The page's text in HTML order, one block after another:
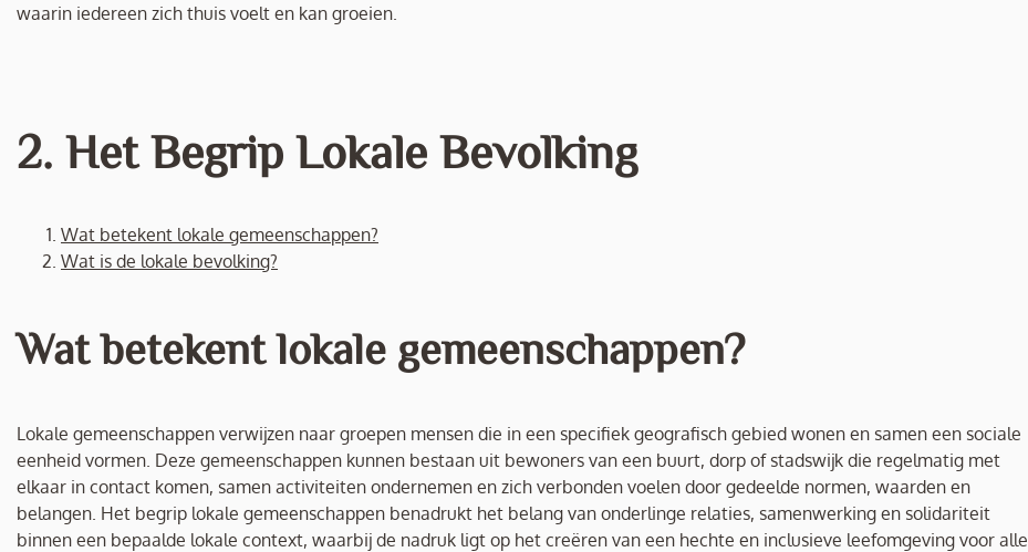
waarin iedereen zich thuis voelt en kan groeien.
2. Het Begrip Lokale Bevolking
Wat betekent lokale gemeenschappen?
Wat is de lokale bevolking?
Wat betekent lokale gemeenschappen?
Lokale gemeenschappen verwijzen naar groepen mensen die in een specifiek geografisch gebied wonen en samen een sociale
eenheid vormen. Deze gemeenschappen kunnen bestaan uit bewoners van een buurt, dorp of stadswijk die regelmatig met
elkaar in contact komen, samen activiteiten ondernemen en zich verbonden voelen door gedeelde normen, waarden en
belangen. Het begrip lokale gemeenschappen benadrukt het belang van onderlinge relaties, samenwerking en solidariteit
binnen een bepaalde lokale context, waarbij de nadruk ligt op het creëren van een hechte en inclusieve leefomgeving voor alle